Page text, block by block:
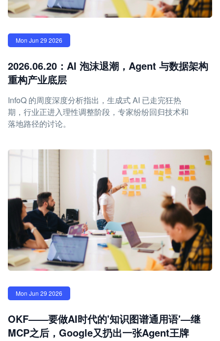
Mon Jun 29 2026
2026.06.20：AI 泡沫退潮，Agent 与数据架构
重构产业底层
InfoQ 的周度深度分析指出，生成式 AI 已走完狂热
期，行业正进入理性调整阶段，专家纷纷回归技术和
落地路径的讨论。
Mon Jun 29 2026
OKF——要做AI时代的'知识图谱通用语'—继
MCP之后，Google又扔出一张Agent王牌